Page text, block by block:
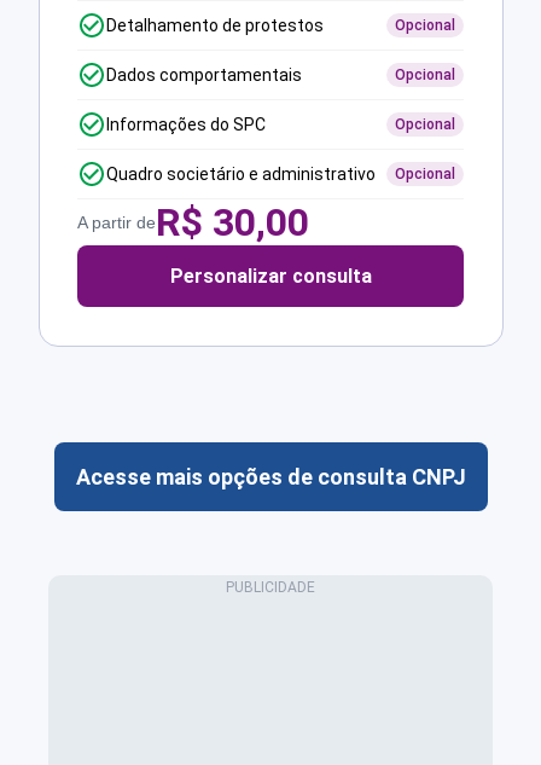
Detalhamento de protestos Opcional
Dados comportamentais Opcional
Informações do SPC Opcional
Quadro societário e administrativo Opcional
A partir deR$ 30,00
Personalizar consulta
Acesse mais opções de consulta CNPJ